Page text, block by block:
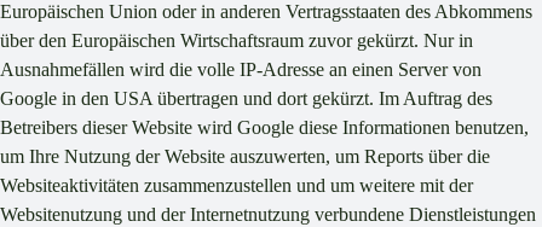
Europäischen Union oder in anderen Vertragsstaaten des Abkommens
über den Europäischen Wirtschaftsraum zuvor gekürzt. Nur in
Ausnahmefällen wird die volle IP-Adresse an einen Server von
Google in den USA übertragen und dort gekürzt. Im Auftrag des
Betreibers dieser Website wird Google diese Informationen benutzen,
um Ihre Nutzung der Website auszuwerten, um Reports über die
Websiteaktivitäten zusammenzustellen und um weitere mit der
Websitenutzung und der Internetnutzung verbundene Dienstleistungen